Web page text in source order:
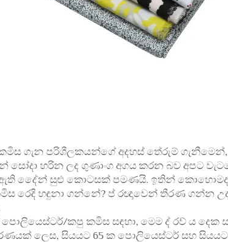
ගැන පරිශීලකයන්ගේ අදහස් තේරුම්
සෝදා හරින ලද ගුණාංග අගය කරන බව අපට
දේෙන් සුළු කොටසක් පමණයි. ඉතින්
රෙදි හඳුනා ගන්නේ? ප් රඥාවෙන් තීරණ ගන්න
කපු කමිස සඳහා, මෙම ද් රව් ය දෙක
ලෙස, සියයට 65 ක පොලියෙස්ටර් සහ සියයට